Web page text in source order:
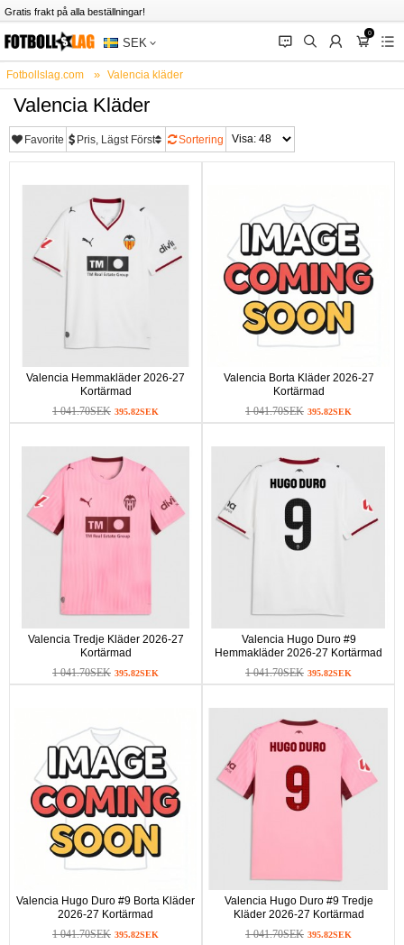
Gratis frakt på alla beställningar!
SEK 󰂱 󰂨 󰃳
0
󰃦 󰃖
Fotbollslag.com Valencia kläder
Valencia Kläder
Favorite Pris, Lägst Först Sortering
Valencia Hemmakläder 2026-27
Kortärmad
1 041.70SEK 395.82SEK
Valencia Borta Kläder 2026-27
Kortärmad
1 041.70SEK 395.82SEK
Valencia Tredje Kläder 2026-27
Kortärmad
1 041.70SEK 395.82SEK
Valencia Hugo Duro #9
Hemmakläder 2026-27 Kortärmad
1 041.70SEK 395.82SEK
Valencia Hugo Duro #9 Borta Kläder
2026-27 Kortärmad
1 041.70SEK 395.82SEK
Valencia Hugo Duro #9 Tredje
Kläder 2026-27 Kortärmad
1 041.70SEK 395.82SEK